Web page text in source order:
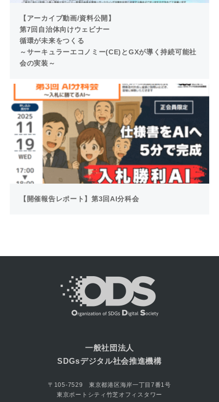
【アーカイブ動画/資料公開】
第7回自治体向けウェビナー
循環が未来をつくる
～サーキュラーエコノミー(CE)とGXが導く持続可能社
会の実装～
【開催報告レポート】第3回AI分科会
一般社団法人
SDGsデジタル社会推進機構
〒105-7529 東京都港区海岸一丁目7番1号
東京ポートシティ竹芝オフィスタワー